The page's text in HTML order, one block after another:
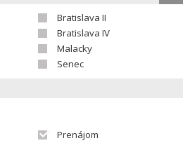
Bratislava II
Bratislava IV
Malacky
Senec
Prenájom